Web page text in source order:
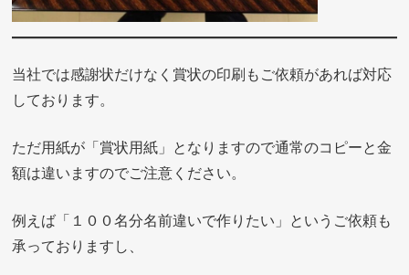
当社では感謝状だけなく賞状の印刷もご依頼があれば対応
しております。
ただ用紙が「賞状用紙」となりますので通常のコピーと金
額は違いますのでご注意ください。
例えば「１００名分名前違いで作りたい」というご依頼も
承っておりますし、